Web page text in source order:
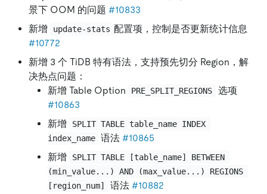
景下 OOM 的问题 #10833
新增
update-stats 配置项，控制是否更新统计信息
#10772
新增 3 个 TiDB 特有语法，支持预先切分 Region，解
决热点问题：
新增 Table Option
PRE_SPLIT_REGIONS
选项
#10863
新增
SPLIT TABLE table_name INDEX
index_name 语法#10865
新增
SPLIT TABLE [table_name] BETWEEN
(min_value...) AND (max_value...) REGIONS
[region_num]
语法#10882